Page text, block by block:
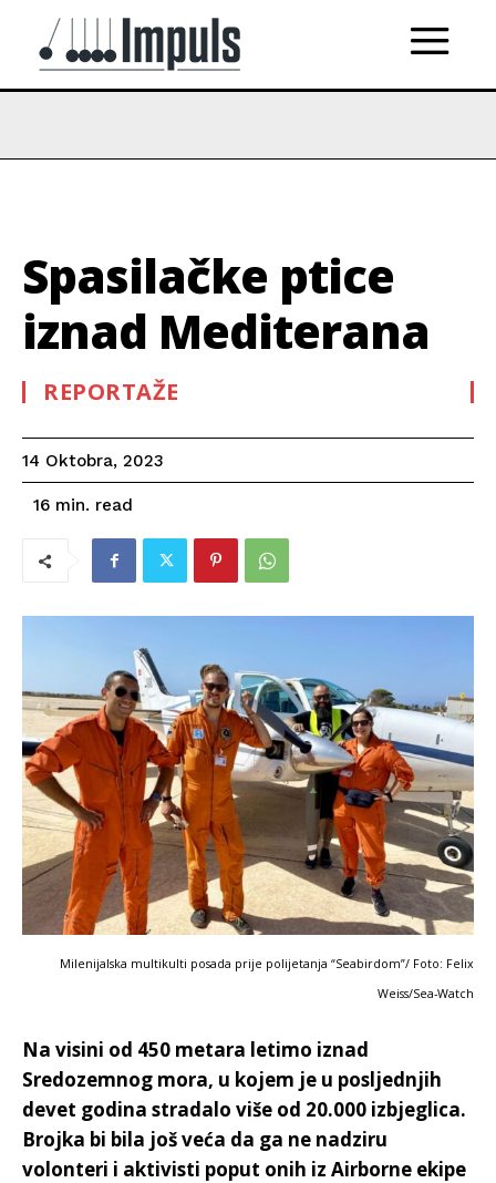
Spasilačke ptice
iznad Mediterana
REPORTAŽE
14 Oktobra, 2023
16 min. read
Milenijalska multikulti posada prije polijetanja “Seabirdom”/ Foto: Felix
Weiss/Sea-Watch
Na visini od 450 metara letimo iznad
Sredozemnog mora, u kojem je u posljednjih
devet godina stradalo više od 20.000 izbjeglica.
Brojka bi bila još veća da ga ne nadziru
volonteri i aktivisti poput onih iz Airborne ekipe